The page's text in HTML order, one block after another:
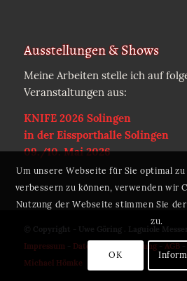
Ausstellungen & Shows
Meine Arbeiten stelle ich auf
Veranstaltungen aus:
KNIFE 2026 Solingen
in der Eissporthalle Solingen
09./10. Mai 2026
© Copyright - Uwe Göring . Laguiole
Impressum- Datenschutzerklärung- AGB-
Michael Hömke
Um unsere Webseite für Sie optimal
verbessern zu können, verwenden wir
Nutzung der Webseite stimmen Sie
zu.
OK